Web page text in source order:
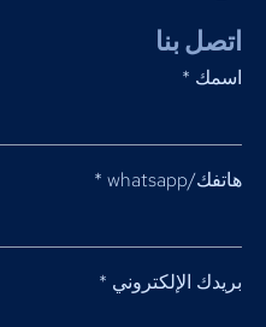
اتصل بنا
اسمك *
هاتفك/whatsapp *
بريدك الإلكتروني *